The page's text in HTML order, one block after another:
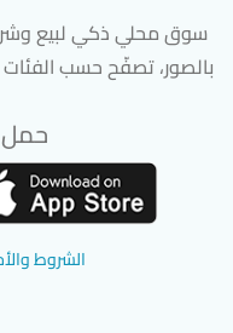
سوق محلي ذكي لبيع
بالصور، تصفّح حسب الفئات
حمل
الشروط